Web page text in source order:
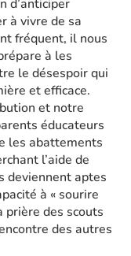
d’anticiper
à vivre de sa
fréquent, il nous
à les
le désespoir qui
et efficace.
et notre
éducateurs
les abattements
l’aide de
deviennent aptes
à « sourire
prière des scouts
des autres